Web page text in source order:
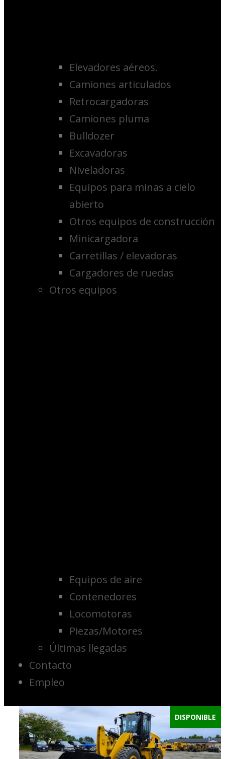
Elevadores aéreos.
Camiones articulados
Retrocargadoras
Camiones pluma
Bulldozer
Excavadoras
Niveladoras
Equipos para minas a cielo
abierto
Otros equipos de construcción
Minicargadora
Carretillas / elevadoras
Cargadores de ruedas
Otros equipos
Equipos de aire
Contenedores
Locomotoras
Piezas/Motores
Últimas llegadas
Contacto
Empleo
DISPONIBLE